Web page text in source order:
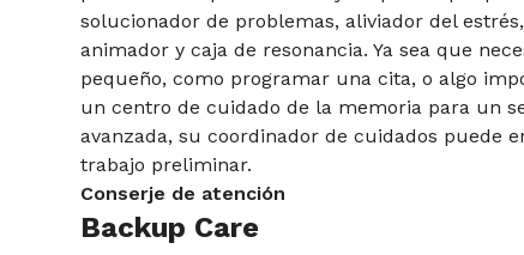
solucionador de problemas, aliviador del
animador y caja de resonancia. Ya sea que
pequeño, como programar una cita, o algo
un centro de cuidado de la memoria para un
avanzada, su coordinador de cuidados puede
trabajo preliminar.
Conserje de atención
Backup Care